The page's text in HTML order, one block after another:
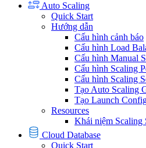
Auto Scaling
Quick Start
Hướng dẫn
Cấu hình cảnh báo
Cấu hình Load
Cấu hình Manual
Cấu hình Scaling
Cấu hình Scaling
Tạo Auto Scaling
Tạo Launch
Resources
Khái niệm Scaling
Cloud Database
Quick Start